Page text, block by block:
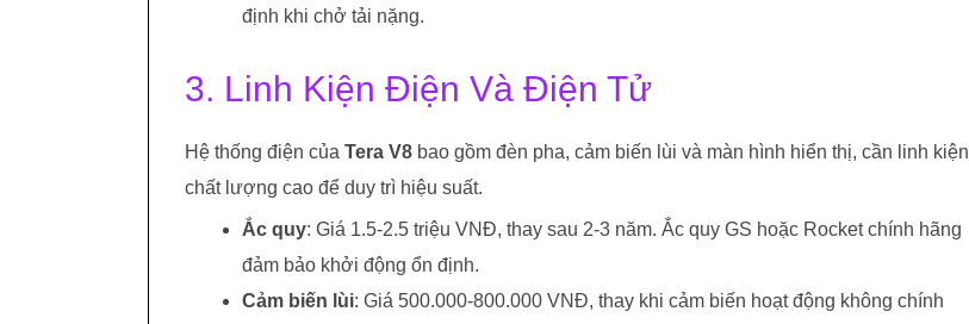
định khi chở tải nặng.
3. Linh Kiện Điện Và Điện Tử
Hệ thống điện của Tera V8 bao gồm đèn pha, cảm biến lùi và màn hình hiển thị, cần linh kiện
chất lượng cao để duy trì hiệu suất.
Ắc quy: Giá 1.5-2.5 triệu VNĐ, thay sau 2-3 năm. Ắc quy GS hoặc Rocket chính hãng
đảm bảo khởi động ổn định.
Cảm biến lùi: Giá 500.000-800.000 VNĐ, thay khi cảm biến hoạt động không chính